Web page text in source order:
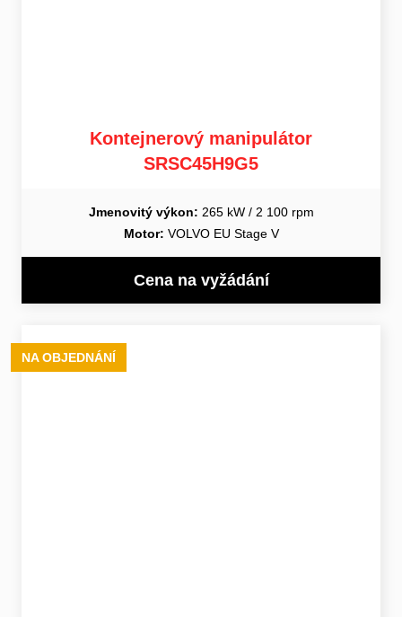
Kontejnerový manipulátor
SRSC45H9G5
Jmenovitý výkon: 265 kW / 2 100 rpm
Motor: VOLVO EU Stage V
Cena na vyžádání
NA OBJEDNÁNÍ